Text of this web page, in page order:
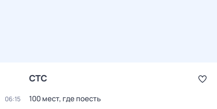
СТС
06:15 100 мест, где поесть